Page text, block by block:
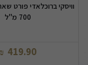
700 מ"ל
419.90
₪